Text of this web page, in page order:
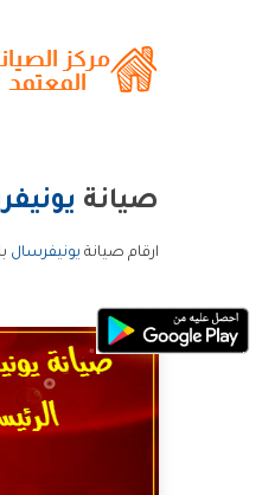
صيانة
ارقام صيانة يونيفرسال